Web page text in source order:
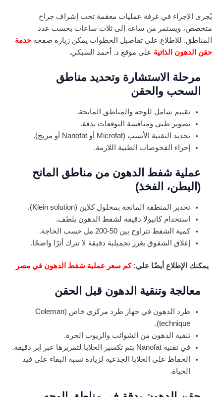
يُجرى الإجراء في غرفة عمليات معقمة تحت إشراف جراح
متخصص، ويستمر من ساعة إلى ثلاث ساعات بحسب عدد
المناطق. للاطلاع على تفاصيل الخطوات يمكن زيارة صفحة خدمة
حقن الدهون الذاتية على موقع د. أحمد السبكي.
مرحلة الاستشارة وتحديد مناطق
السحب والحقن
تقييم شامل للوجه والمناطق المانحة.
تصوير طبي ومناقشة التوقعات بدقة.
تحديد التقنية الأنسب (Microfat أو Nanofat أو مزيج).
إجراء الفحوصات الطبية اللازمة.
عملية شفط الدهون من مناطق المانح
(البطن، الفخذ)
تخدير المنطقة المانحة بمحلول كلاين (Klein solution).
استخدام كانيولا دقيقة لشفط الدهون بلطف.
كمية الشفط تتراوح بين 50-200 مل حسب الحاجة.
إغلاق الشقوق بغرز تجميلية دقيقة لا تترك أثرًا واضحًا.
يمكنك الإطلاع أيضًا علي:كم سعر عملية شفط الدهون في مصر
معالجة وتنقية الدهون قبل الحقن
طرد الدهون في جهاز طرد مركزي خاص (Coleman
technique).
تنقية الدهون من الشوائب والزيوت الحرة.
في تقنية Nanofat يتم تكسير الخلايا لتمريرها عبر إبر دقيقة.
الحفاظ على الخلايا الجذعية لزيادة نسبة البقاء على قيد
الحياة.